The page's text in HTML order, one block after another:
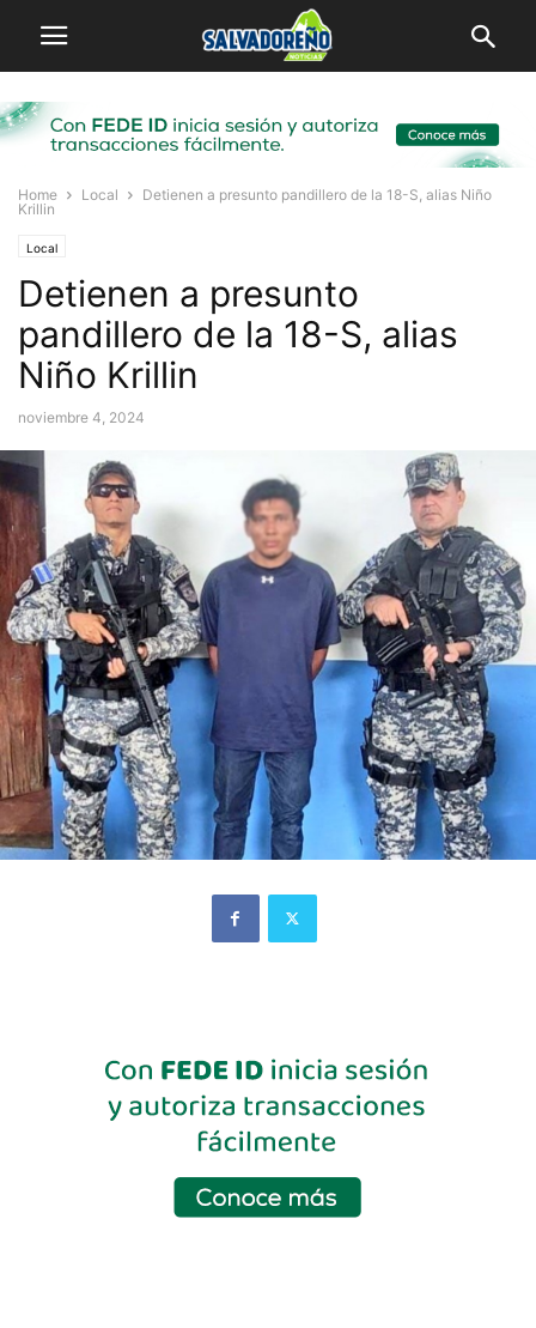
Home Local
Detienen a presunto pandillero de la 18-S, alias Niño
Krillin
Local
Detienen a presunto
pandillero de la 18-S, alias
Niño Krillin
noviembre 4, 2024